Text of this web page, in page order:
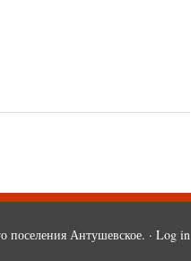
поселения Антушевское. · Log in